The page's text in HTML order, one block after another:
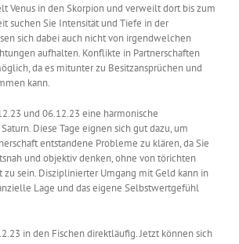
Venus in den Skorpion und verweilt dort bis zum
suchen Sie Intensität und Tiefe in der
sich dabei auch nicht von irgendwelchen
aufhalten. Konflikte in Partnerschaften
da es mitunter zu Besitzansprüchen und
kann.
und 06.12.23 eine harmonische
Diese Tage eignen sich gut dazu, um
entstandene Probleme zu klären, da Sie
und objektiv denken, ohne von törichten
sein. Disziplinierter Umgang mit Geld kann in
Lage und das eigene Selbstwertgefühl
in den Fischen direktläufig. Jetzt können sich